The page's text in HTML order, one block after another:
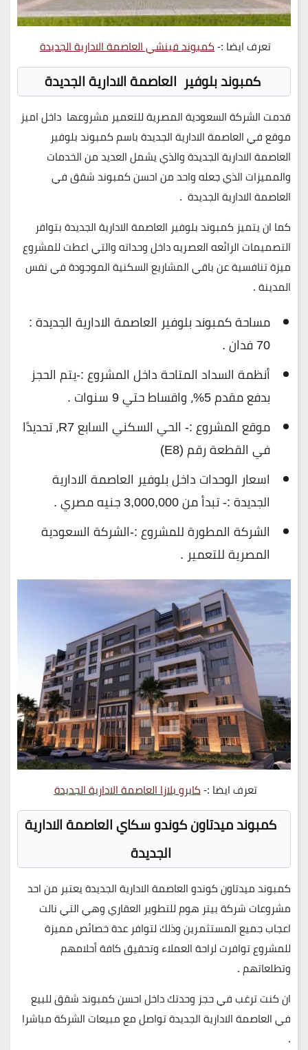
تعرف ايضا :-كمبوند فينشي العاصمة الادارية الجديدة
كمبوند بلوفير العاصمة الادارية الجديدة
قدمت الشركة السعودية المصرية للتعمير مشروعها داخل اميز
موقع في العاصمة الادارية الجديدة باسم كمبوند بلوفير
العاصمة الادارية الجديدة والذي يشمل العديد من الخدمات
والمميزات الذي جعله واحد من احسن كمبوند شقق في
العاصمة الادارية الجديدة .
كما ان يتميز كمبوند بلوفير العاصمة الادارية الجديدة بتوافر
التصميمات الرائعه العصريه داخل وحداته والتي اعطت للمشروع
ميزة تنافسية عن باقي المشاريع السكنية الموجودة في نفس
المدينة .
مساحة كمبوند بلوفير العاصمة الادارية الجديدة :
70 فدان .
أنظمة السداد المتاحة داخل المشروع :-يتم الحجز
بدفع مقدم 5%، واقساط حتي 9 سنوات .
موقع المشروع :- الحي السكني السابع R7، تحديدًا
في القطعة رقم (E8)
اسعار الوحدات داخل بلوفير العاصمة الادارية
الجديدة :- تبدأ من 3,000,000 جنيه مصري .
الشركة المطورة للمشروع :-الشركة السعودية
المصرية للتعمير .
تعرف ايضا :-كايرو بلازا العاصمة الادارية الجديدة
كمبوند ميدتاون كوندو سكاي العاصمة الادارية
الجديدة
كمبوند ميدتاون كوندو العاصمة الادارية الجديدة يعتبر من احد
مشروعات شركة بيتر هوم للتطوير العقاري وهي التي نالت
اعجاب جميع المستثمرين وذلك لتوافر عدة خصائص مميزة
للمشروع توافرت لراحة العملاء وتحقيق كافة أحلامهم
وتطلعاتهم .
ان كنت ترغب في حجز وحدتك داخل احسن كمبوند شقق للبيع
في العاصمة الادارية الجديدة تواصل مع مبيعات الشركة مباشرا
.